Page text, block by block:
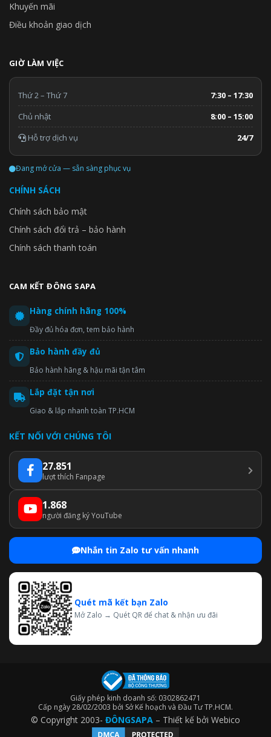
Khuyến mãi
Điều khoản giao dịch
GIỜ LÀM VIỆC
Thứ 2 – Thứ 7
7:30 – 17:30
Chủ nhật
8:00 – 15:00
Hỗ trợ dịch vụ
24/7
Đang mở cửa — sẵn sàng phục vụ
CHÍNH SÁCH
Chính sách bảo mật
Chính sách đổi trả – bảo hành
Chính sách thanh toán
CAM KẾT ĐÔNG SAPA
Hàng chính hãng 100%
Đầy đủ hóa đơn, tem bảo hành
Bảo hành đầy đủ
Bảo hành hãng & hậu mãi tận tâm
Lắp đặt tận nơi
Giao & lắp nhanh toàn TP.HCM
KẾT NỐI VỚI CHÚNG TÔI
27.851
lượt thích Fanpage
1.868
người đăng ký YouTube
Nhắn tin Zalo tư vấn nhanh
Quét mã kết bạn Zalo
Mở Zalo → Quét QR để chat & nhận ưu đãi
Giấy phép kinh doanh số: 0302862471
Cấp ngày 28/02/2003 bởi Sở Kế hoạch và Đầu Tư TP.HCM.
© Copyright 2003- ĐÔNGSAPA – Thiết kế bởi Webico